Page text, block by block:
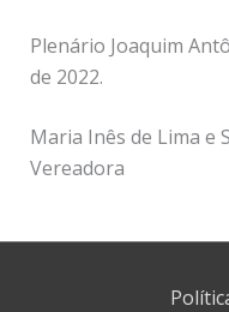
Plenário Joaquim
de 2022.
Maria Inês de Lima e
Vereadora